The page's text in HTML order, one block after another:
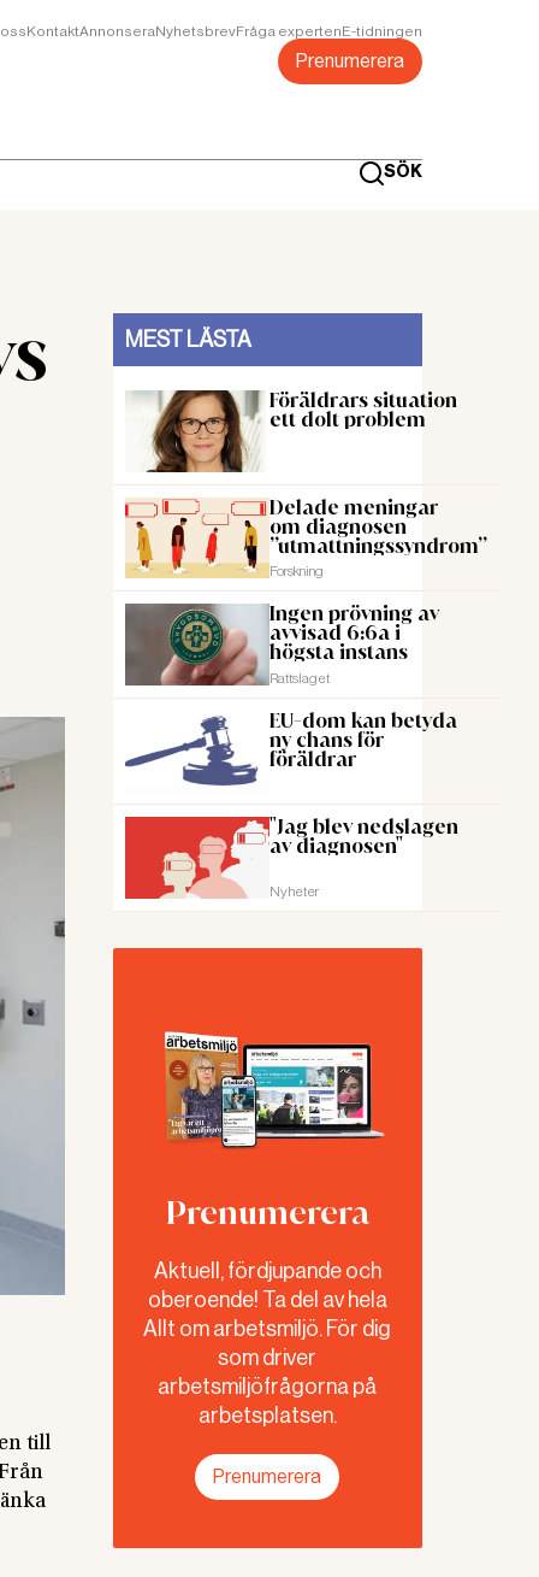
KontaktAnnonseraNyhetsbrevFråga expertenE-tidningen
Prenumerera
SÖK
till
MEST LÄSTA
Föräldrars situation
ett dolt problem
Delade meningar
om diagnosen
”utmattningssyndrom”
Forskning
Ingen prövning av
avvisad 6:6a i
högsta instans
Rattslaget
EU-dom kan betyda
ny chans för
föräldrar
"Jag blev nedslagen
av diagnosen"
Nyheter
Prenumerera
Aktuell, fördjupande och
oberoende! Ta del av hela
Allt om arbetsmiljö. För dig
som driver
arbetsmiljöfrågorna på
arbetsplatsen.
Prenumerera